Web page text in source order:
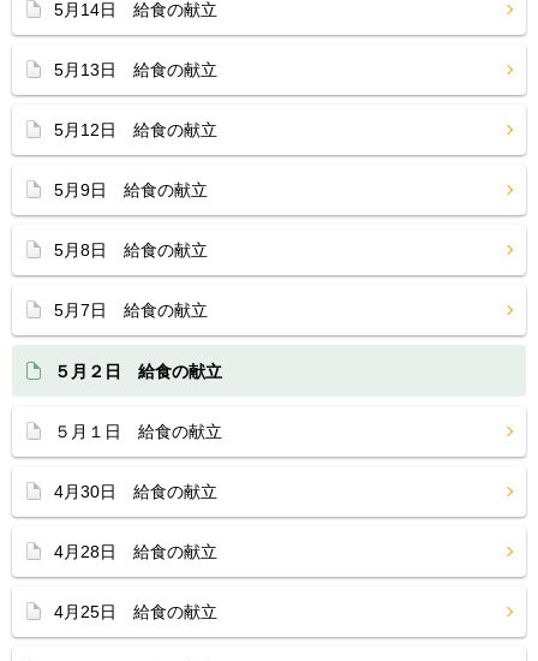
5月14日 給食の献立
5月13日 給食の献立
5月12日 給食の献立
5月9日 給食の献立
5月8日 給食の献立
5月7日 給食の献立
５月２日 給食の献立
５月１日 給食の献立
4月30日 給食の献立
4月28日 給食の献立
4月25日 給食の献立